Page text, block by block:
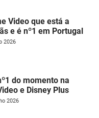
Video que está a
e é nº1 em Portugal
2026
do momento na
e Disney Plus
2026